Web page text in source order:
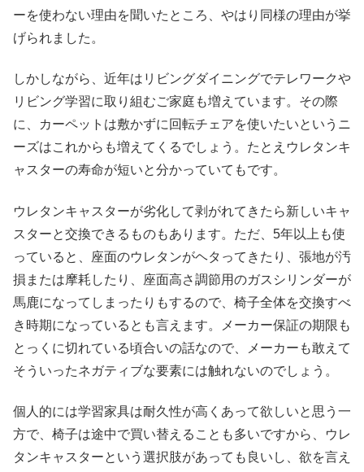
ーを使わない理由を聞いたところ、やはり同様の理由が挙
げられました。
しかしながら、近年はリビングダイニングでテレワークや
リビング学習に取り組むご家庭も増えています。その際
に、カーペットは敷かずに回転チェアを使いたいというニ
ーズはこれからも増えてくるでしょう。たとえウレタンキ
ャスターの寿命が短いと分かっていてもです。
ウレタンキャスターが劣化して剥がれてきたら新しいキャ
スターと交換できるものもあります。ただ、5年以上も使
っていると、座面のウレタンがヘタってきたり、張地が汚
損または摩耗したり、座面高さ調節用のガスシリンダーが
馬鹿になってしまったりもするので、椅子全体を交換すべ
き時期になっているとも言えます。メーカー保証の期限も
とっくに切れている頃合いの話なので、メーカーも敢えて
そういったネガティブな要素には触れないのでしょう。
個人的には学習家具は耐久性が高くあって欲しいと思う一
方で、椅子は途中で買い替えることも多いですから、ウレ
タンキャスターという選択肢があっても良いし、欲を言え